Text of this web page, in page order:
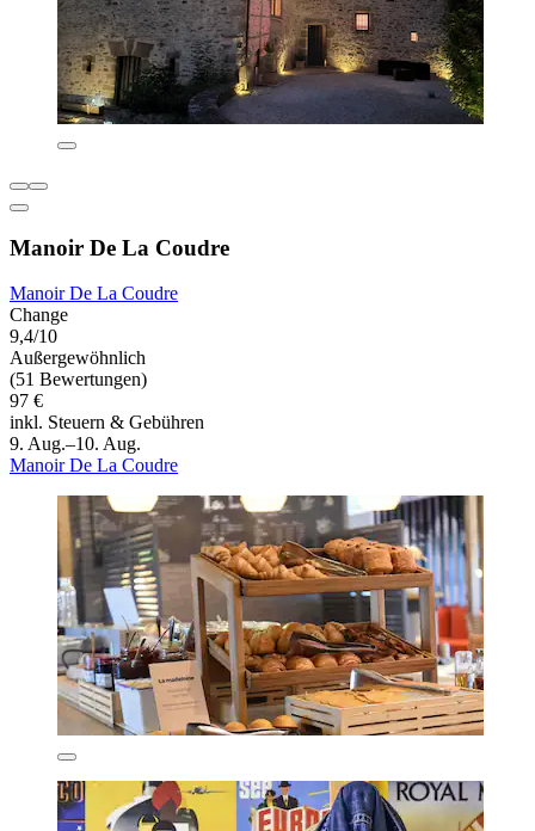
Manoir De La Coudre
Manoir De La Coudre
Change
9,4/10
Außergewöhnlich
(51 Bewertungen)
97 €
inkl. Steuern & Gebühren
9. Aug.–10. Aug.
Manoir De La Coudre